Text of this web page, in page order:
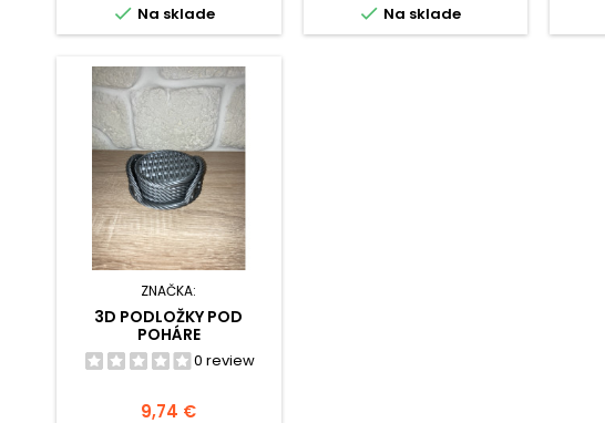
 Na sklade  Na sklade
ZNAČKA:
3D PODLOŽKY POD
POHÁRE
0 review
Cena
9,74 €